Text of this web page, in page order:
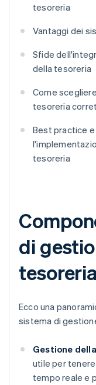
tesoreria
Vantaggi dei
Sfide
della tesoreria
Come
tesoreria
Best practice
tesoreria
di
tesoreria
Ecco una
sistema di
Gestione
utile per
tempo reale e